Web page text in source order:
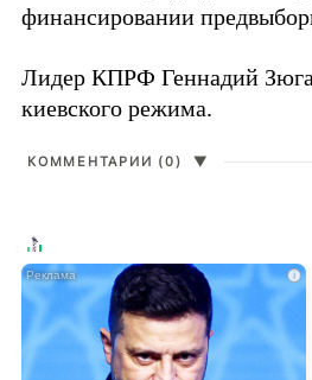
финансировании
Лидер КПРФ Геннадий
киевского режима.
КОММЕНТАРИИ (0) ▼
i